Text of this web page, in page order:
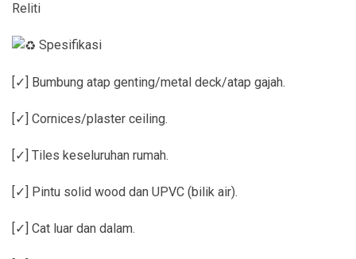
Reliti
Spesifikasi
[✓] Bumbung atap genting/metal deck/atap gajah.
[✓] Cornices/plaster ceiling.
[✓] Tiles keseluruhan rumah.
[✓] Pintu solid wood dan UPVC (bilik air).
[✓] Cat luar dan dalam.